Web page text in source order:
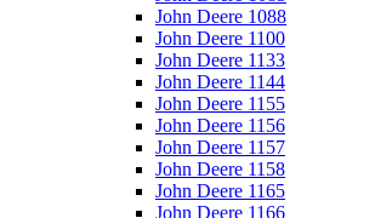
John Deere 1088
John Deere 1100
John Deere 1133
John Deere 1144
John Deere 1155
John Deere 1156
John Deere 1157
John Deere 1158
John Deere 1165
John Deere 1166